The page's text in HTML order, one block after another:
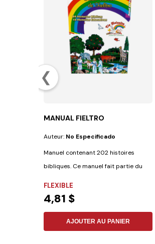
❮
MANUAL FIELTRO
Auteur: No Especificado
Manuel contenant 202 histoires
bibliques. Ce manuel fait partie du
FLEXIBLE
4,81 $
AJOUTER AU PANIER